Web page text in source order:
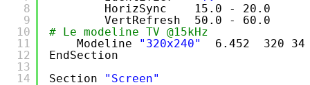
8
9
10
11
12
13
14
HorizSync    15.0 - 20.0
VertRefresh  50.0 - 60.0
# Le modeline TV @15kHz
Modeline
"320x240"
6.452  320
EndSection
Section
"Screen"